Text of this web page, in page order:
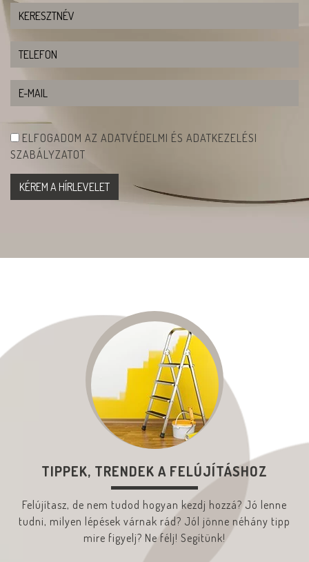
ELFOGADOM AZ ADATVÉDELMI ÉS ADATKEZELÉSI
SZABÁLYZATOT
TIPPEK, TRENDEK A FELÚJÍTÁSHOZ
Felújítasz, de nem tudod hogyan kezdj hozzá? Jó lenne
tudni, milyen lépések várnak rád? Jól jönne néhány tipp
mire figyelj? Ne félj! Segítünk!